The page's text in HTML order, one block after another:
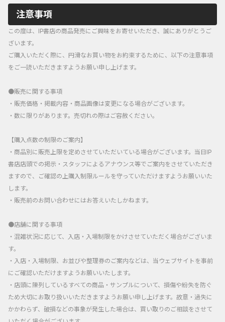
注意事項
この度は、IP書店の商品発売にご興味をお寄せいただき、誠にありがとうご
ざいます。
ご購入いただく際に、円滑なお買い物をお約束するために、以下の注意事項
をご一読いただきますようお願い申し上げます。
●販売に関する事項
・販売価格・掲載内容・商品画像は変更になる場合がございます。
・数に限りがあります。売切れの際はご容赦ください。
【購入点数の制限のご案内】
・商品別に販売上限を定めさせていただいている場合がございます。当日IP
書店店頭での掲示・スタッフによるアナウンス等でご案内をさせていただき
ますので、ご確認の上購入制限ルールを守っていただけますようお願いいた
します。
・販売前のお問い合わせにはお答えいたしかねます。
●店舗に関する事項
・混雑状況に応じて、入店・入場制限をかけさせていただく場合がございま
す。
・入店・入場制限、お並びや整理券のご案内などは、当ウェブサイトを事前
にご確認いただけますようお願いいたします。
・店頭に陳列しているすべての商品・サンプルについて、損傷や紛失を防ぐ
ため大切にお取り扱いいただきますようお願い申し上げます。故意・過失に
かかわらず、破損などの事象が発生した場合は、買い取りのご相談をさせて